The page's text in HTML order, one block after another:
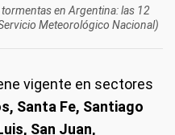
en Argentina: las 12
Meteorológico Nacional)
vigente en sectores
Santa Fe, Santiago
San Juan,